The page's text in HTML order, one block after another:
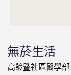
無菸生活
高齡暨社區醫學部